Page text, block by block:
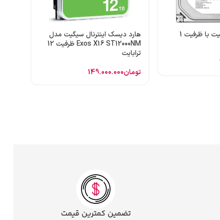
هارد اینترنال سیگیت با ظرفیت 1
هارد دیسک اینترنال سیگیت مدل
Exos X16 ST12000NM ظرفیت 12
ترابایت
تومان149.000.000
تضمین کمترین قیمت